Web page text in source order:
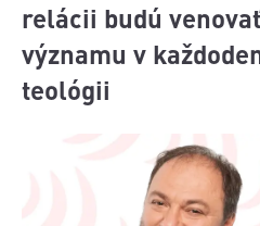
relácii budú
významu v
teológii